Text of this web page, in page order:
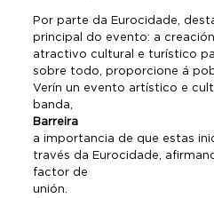
Por parte da Eurocidade,
principal do evento: a
atractivo cultural e turístico
sobre todo, proporcione á
Verín un evento artístico e
Barreira
a importancia de que estas
través da Eurocidade,
factor de